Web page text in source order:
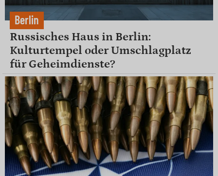
Berlin
Russisches Haus in Berlin:
Kulturtempel oder Umschlagplatz
für Geheimdienste?